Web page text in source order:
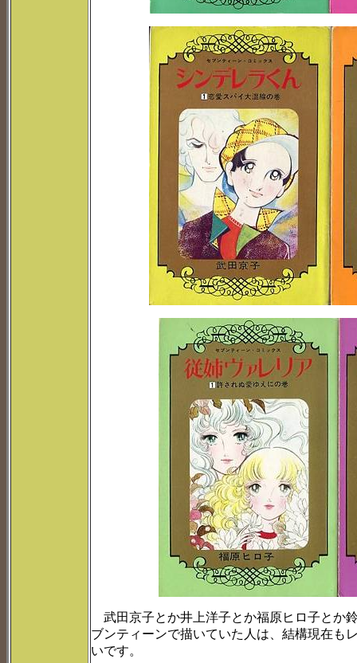
武田京子とか井上洋子とか福原ヒロ子とか
ブンティーンで描いていた人は、結構現在も
いです。